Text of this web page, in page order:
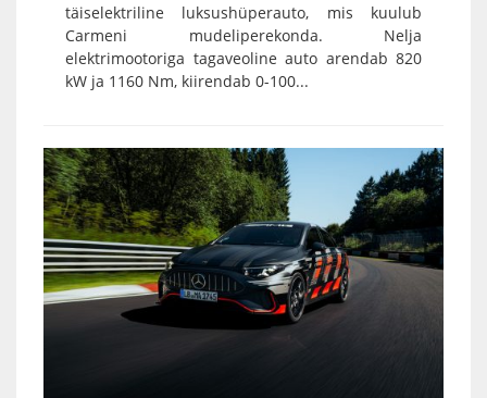
täiselektriline luksushüperauto, mis kuulub
Carmeni mudeliperekonda. Nelja
elektrimootoriga tagaveoline auto arendab 820
kW ja 1160 Nm, kiirendab 0-100...